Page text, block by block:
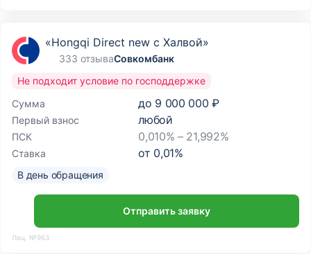
«Hongqi Direct new с Халвой»
333 отзываСовкомбанк
Сумма до 9 000 000 ₽
Первый взнос любой
ПСК 0,010% – 21,992%
Ставка от 0,01%
Не подходит условие по господдержке
В день обращения
Отправить заявку
Лиц. №963